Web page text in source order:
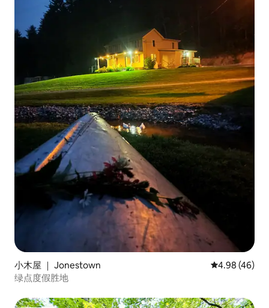
小木屋 ｜ Jonestown 平均评分
4.98 (46)
绿点度假胜地